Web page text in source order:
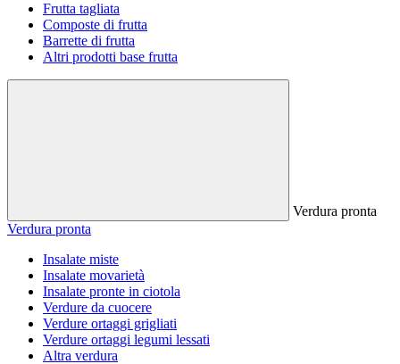
Frutta tagliata
Composte di frutta
Barrette di frutta
Altri prodotti base frutta
Verdura pronta
Verdura pronta
Insalate miste
Insalate movarietà
Insalate pronte in ciotola
Verdure da cuocere
Verdure ortaggi grigliati
Verdure ortaggi legumi lessati
Altra verdura